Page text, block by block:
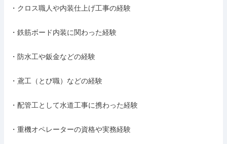
・クロス職人や内装仕上げ工事の経験
・鉄筋ボード内装に関わった経験
・防水工や鈑金などの経験
・鳶工（とび職）などの経験
・配管工として水道工事に携わった経験
・重機オペレーターの資格や実務経験